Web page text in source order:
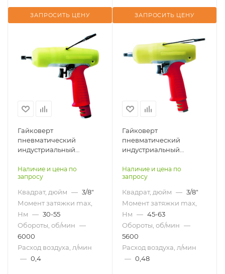
ЗАПРОСИТЬ ЦЕНУ ЗАПРОСИТЬ ЦЕНУ
Гайковерт
пневматический
индустриальный
импульсный AIRPRO
AOB70P-W
Наличие и цена по
запросу
Квадрат, дюйм — 3/8"
Момент затяжки max,
Нм — 30-55
Обороты, об/мин —
6000
Расход воздуха, л/мин
— 0,4
Гайковерт
пневматический
индустриальный
импульсный AIRPRO
AOB80P-W
Наличие и цена по
запросу
Квадрат, дюйм — 3/8"
Момент затяжки max,
Нм — 45-63
Обороты, об/мин —
5600
Расход воздуха, л/мин
— 0,48